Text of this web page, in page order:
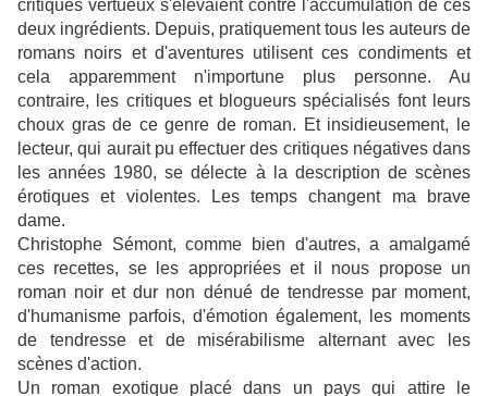
critiques vertueux s'élevaient contre l'accumulation de ces
deux ingrédients. Depuis, pratiquement tous les auteurs de
romans noirs et d'aventures utilisent ces condiments et
cela apparemment n'importune plus personne. Au
contraire, les critiques et blogueurs spécialisés font leurs
choux gras de ce genre de roman. Et insidieusement, le
lecteur, qui aurait pu effectuer des critiques négatives dans
les années 1980, se délecte à la description de scènes
érotiques et violentes. Les temps changent ma brave
dame.
Christophe Sémont, comme bien d'autres, a amalgamé
ces recettes, se les appropriées et il nous propose un
roman noir et dur non dénué de tendresse par moment,
d'humanisme parfois, d'émotion également, les moments
de tendresse et de misérabilisme alternant avec les
scènes d'action.
Un roman exotique placé dans un pays qui attire le